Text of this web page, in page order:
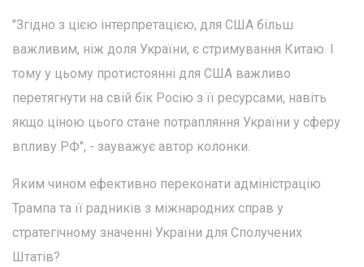
"Згідно з цією інтерпретацією, для США більш
важливим, ніж доля України, є стримування Китаю. І
тому у цьому протистоянні для США важливо
перетягнути на свій бік Росію з її ресурсами, навіть
якщо ціною цього стане потрапляння України у сферу
впливу РФ", - зауважує автор колонки.
Яким чином ефективно переконати адміністрацію
Трампа та її радників з міжнародних справ у
стратегічному значенні України для Сполучених
Штатів?